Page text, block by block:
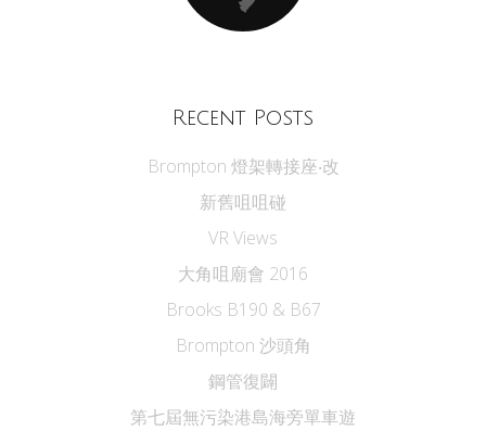
Recent Posts
Brompton 燈架轉接座‧改
新舊咀咀碰
VR Views
大角咀廟會 2016
Brooks B190 & B67
Brompton 沙頭角
鋼管復闢
第七屆無污染港島海旁單車遊